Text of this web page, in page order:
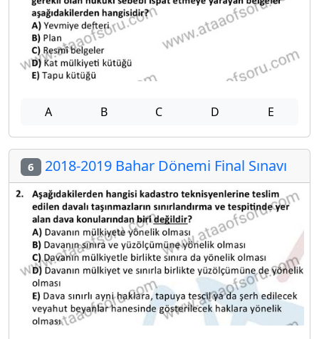
A B C D E
6 2018-2019 Bahar Dönemi Final Sınavı